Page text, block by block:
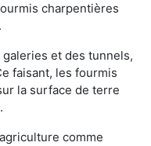
charpentières
galeries et des tunnels,
faisant, les fourmis
la surface de terre
comme